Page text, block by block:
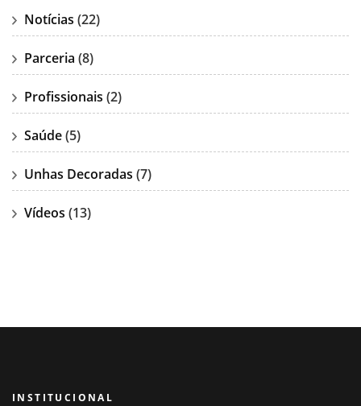
Notícias (22)
Parceria (8)
Profissionais (2)
Saúde(5)
Unhas Decoradas (7)
Vídeos (13)
INSTITUCIONAL